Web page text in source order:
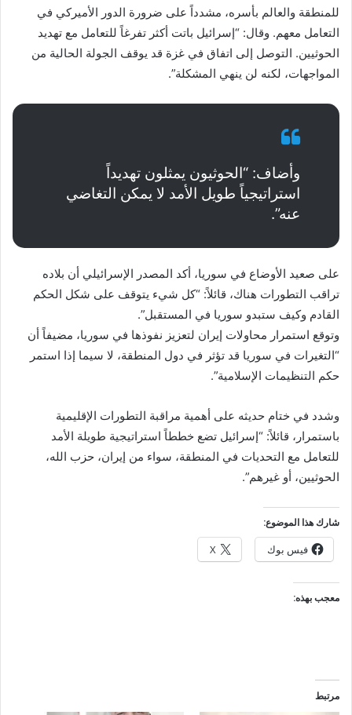
للمنطقة والعالم بأسره، مشدداً على ضرورة الدور الأميركي في
التعامل معهم. وقال: “إسرائيل باتت أكثر تفرغاً للتعامل مع تهديد
الحوثيين. التوصل إلى اتفاق في غزة قد يوقف الجولة الحالية من
المواجهات، لكنه لن ينهي المشكلة”.
وأضاف: “الحوثيون يمثلون تهديداً
استراتيجياً طويل الأمد لا يمكن التغاضي
عنه”.
على صعيد الأوضاع في سوريا، أكد المصدر الإسرائيلي أن بلاده
تراقب التطورات هناك، قائلاً: “كل شيء يتوقف على شكل الحكم
القادم وكيف ستبدو سوريا في المستقبل”.
وتوقع استمرار محاولات إيران لتعزيز نفوذها في سوريا، مضيفاً أن
“التغيرات في سوريا قد تؤثر في دول المنطقة، لا سيما إذا استمر
حكم التنظيمات الإسلامية”.
وشدد في ختام حديثه على أهمية مراقبة التطورات الإقليمية
باستمرار، قائلاً: “إسرائيل تضع خططاً استراتيجية طويلة الأمد
للتعامل مع التحديات في المنطقة، سواء من إيران، حزب الله،
الحوثيين، أو غيرهم”.
شارك هذا الموضوع:
فيس بوك X
معجب بهذه:
مرتبط